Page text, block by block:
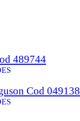
489744
Cod 049138